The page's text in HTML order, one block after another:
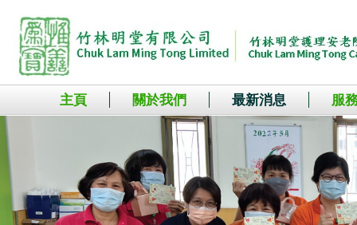
主頁 關於我們 最新消息 服